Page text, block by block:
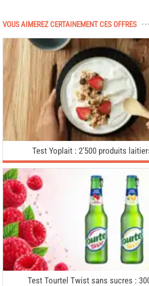
VOUS AIMEREZ CERTAINEMENT CES OFFRES
Test Yoplait : 2’500 produits
Test Tourtel Twist sans sucres :